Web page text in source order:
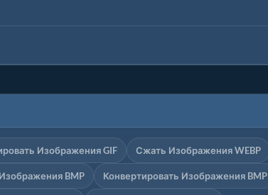
Изображения GIF Сжать Изображения WEBP
BMP Конвертировать Изображения BMP